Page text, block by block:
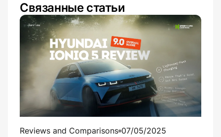
Связанные статьи
Reviews and Comparisons 07/05/2025